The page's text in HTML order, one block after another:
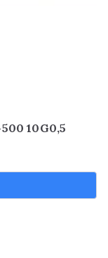
10G0,5